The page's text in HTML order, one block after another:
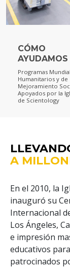
Puede
CÓMO
AYUDAMOS
Programas
Humanitarios y de
Mejoramiento
Apoyados por la
de Scientology
A
En el 2010, la
inauguró su
Internacional
Los Ángeles,
e impresión
educativos
patrocinados